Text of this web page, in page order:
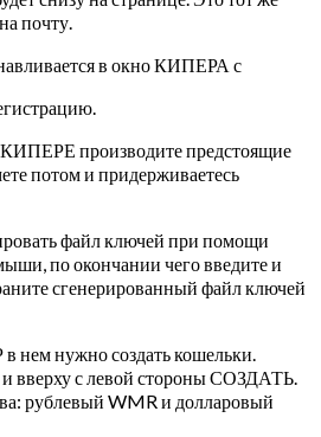
почту.
в окно КИПЕРА с
производите предстоящие
потом и придерживаетесь
файл ключей при помощи
по окончании чего введите и
сгенерированный файл ключей
нем нужно создать кошельки.
вверху с левой стороны СОЗДАТЬ.
рублевый WMR и долларовый